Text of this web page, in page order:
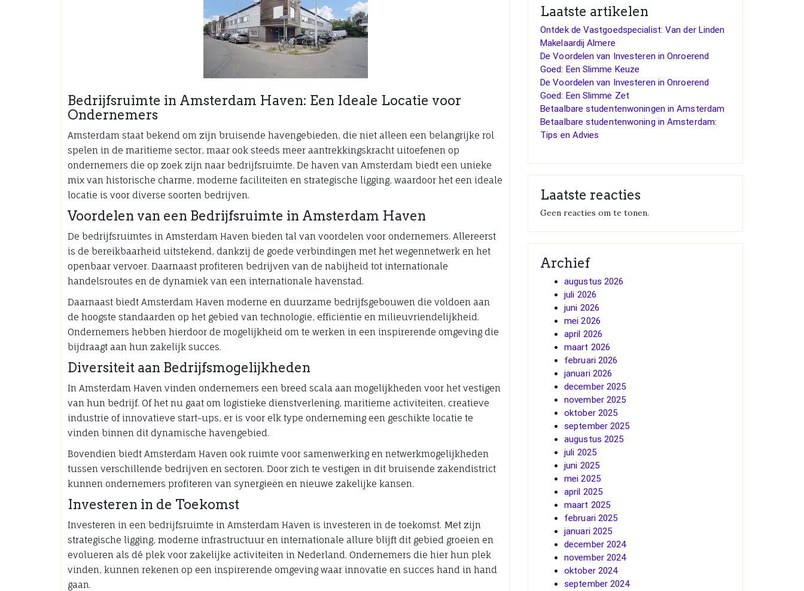
Bedrijfsruimte in Amsterdam Haven: Een Ideale Locatie voor
Ondernemers
Amsterdam staat bekend om zijn bruisende havengebieden, die niet alleen een belangrijke rol
spelen in de maritieme sector, maar ook steeds meer aantrekkingskracht uitoefenen op
ondernemers die op zoek zijn naar bedrijfsruimte. De haven van Amsterdam biedt een unieke
mix van historische charme, moderne faciliteiten en strategische ligging, waardoor het een ideale
locatie is voor diverse soorten bedrijven.
Voordelen van een Bedrijfsruimte in Amsterdam Haven
De bedrijfsruimtes in Amsterdam Haven bieden tal van voordelen voor ondernemers. Allereerst
is de bereikbaarheid uitstekend, dankzij de goede verbindingen met het wegennetwerk en het
openbaar vervoer. Daarnaast profiteren bedrijven van de nabijheid tot internationale
handelsroutes en de dynamiek van een internationale havenstad.
Daarnaast biedt Amsterdam Haven moderne en duurzame bedrijfsgebouwen die voldoen aan
de hoogste standaarden op het gebied van technologie, efficiëntie en milieuvriendelijkheid.
Ondernemers hebben hierdoor de mogelijkheid om te werken in een inspirerende omgeving die
bijdraagt aan hun zakelijk succes.
Diversiteit aan Bedrijfsmogelijkheden
In Amsterdam Haven vinden ondernemers een breed scala aan mogelijkheden voor het vestigen
van hun bedrijf. Of het nu gaat om logistieke dienstverlening, maritieme activiteiten, creatieve
industrie of innovatieve start-ups, er is voor elk type onderneming een geschikte locatie te
vinden binnen dit dynamische havengebied.
Bovendien biedt Amsterdam Haven ook ruimte voor samenwerking en netwerkmogelijkheden
tussen verschillende bedrijven en sectoren. Door zich te vestigen in dit bruisende zakendistrict
kunnen ondernemers profiteren van synergieën en nieuwe zakelijke kansen.
Investeren in de Toekomst
Investeren in een bedrijfsruimte in Amsterdam Haven is investeren in de toekomst. Met zijn
strategische ligging, moderne infrastructuur en internationale allure blijft dit gebied groeien en
evolueren als dé plek voor zakelijke activiteiten in Nederland. Ondernemers die hier hun plek
vinden, kunnen rekenen op een inspirerende omgeving waar innovatie en succes hand in hand
gaan.
Laatste artikelen
Ontdek de Vastgoedspecialist: Van der Linden
Makelaardij Almere
De Voordelen van Investeren in Onroerend
Goed: Een Slimme Keuze
De Voordelen van Investeren in Onroerend
Goed: Een Slimme Zet
Betaalbare studentenwoningen in Amsterdam
Betaalbare studentenwoning in Amsterdam:
Tips en Advies
Laatste reacties
Geen reacties om te tonen.
Archief
augustus 2026
juli 2026
juni 2026
mei 2026
april 2026
maart 2026
februari 2026
januari 2026
december 2025
november 2025
oktober 2025
september 2025
augustus 2025
juli 2025
juni 2025
mei 2025
april 2025
maart 2025
februari 2025
januari 2025
december 2024
november 2024
oktober 2024
september 2024